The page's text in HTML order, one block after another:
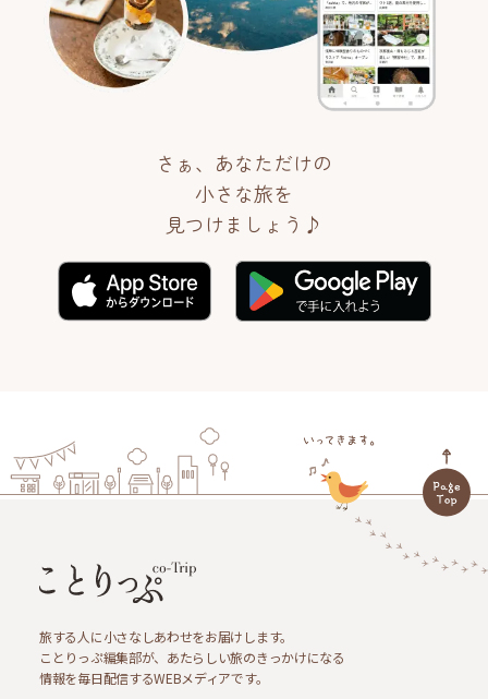
さぁ、あなただけの
小さな旅を
見つけましょう♪
旅する人に小さなしあわせをお届けします。
ことりっぷ編集部が、あたらしい旅のきっかけになる
情報を毎日配信するWEBメディアです。